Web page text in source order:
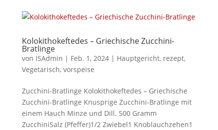
Kolokithokeftedes – Griechische Zucchini-
Bratlinge
von ISAdmin | Feb. 1, 2024| Hauptgericht, rezept,
Vegetarisch, vorspeise
Zucchini-Bratlinge Kolokithokeftedes – Griechische
Zucchini-Bratlinge Knusprige Zucchini-Bratlinge mit
einem Hauch Minze und Dill. 500 Gramm
ZucchiniSalz (Pfeffer)1/2 Zwiebel1 Knoblauchzehen1